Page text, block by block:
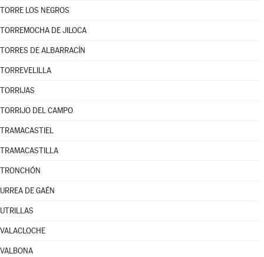
TORRE LOS NEGROS
TORREMOCHA DE JILOCA
TORRES DE ALBARRACÍN
TORREVELILLA
TORRIJAS
TORRIJO DEL CAMPO
TRAMACASTIEL
TRAMACASTILLA
TRONCHÓN
URREA DE GAÉN
UTRILLAS
VALACLOCHE
VALBONA